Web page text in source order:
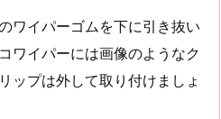
ワイパーゴムを下に引き抜い
ワイパーには画像のようなク
ップは外して取り付けましょ